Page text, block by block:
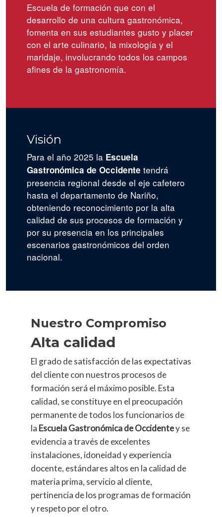
Escuela de formación que con el
desarrollo de una cultura gastronómica,
fomenta en sus estudiantes gusto y placer
con el arte culinario, la mixología y el
maridaje, involucrando todos los campos
afines de la gastronomía.
Visión
Para el año 2025 la Escuela
Gastronómica de Occidente tendrá
presencia regional desde el eje cafetero
hasta el departamento de Nariño,
obteniendo reconocimiento por la alta
calidad de sus procesos de formación y
por su presencia en los principales
escenarios gastronómicos del orden
nacional.
Nuestro Compromiso
Alta calidad
El grado de satisfacción de las expectativas
del cliente con nuestros procesos de
formación será el máximo posible. Esta
calidad, se constituye en el preocupación
permanente de todos los funcionarios de
la Escuela Gastronómica de Occidentey se
evidencia a través de excelentes
instalaciones, idoneidad y experiencia
docente, estándares altos en la calidad de
materia prima, servicio al cliente,
pertinencia de los programas de formación
y respeto por el otro.